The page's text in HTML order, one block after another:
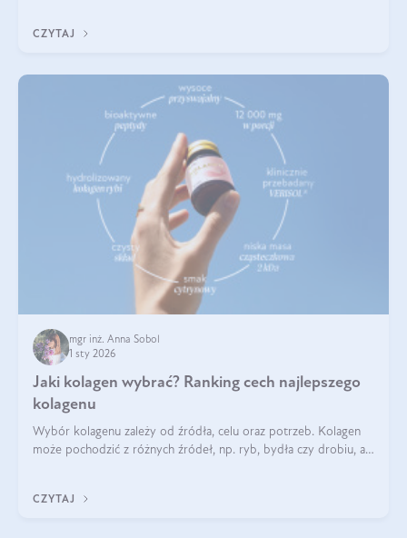
CZYTAJ
mgr inż. Anna Sobol
1 sty 2026
Jaki kolagen wybrać? Ranking cech najlepszego
kolagenu
Wybór kolagenu zależy od źródła, celu oraz potrzeb. Kolagen
może pochodzić z różnych źródeł, np. ryb, bydła czy drobiu, a
bydlęcy.
CZYTAJ